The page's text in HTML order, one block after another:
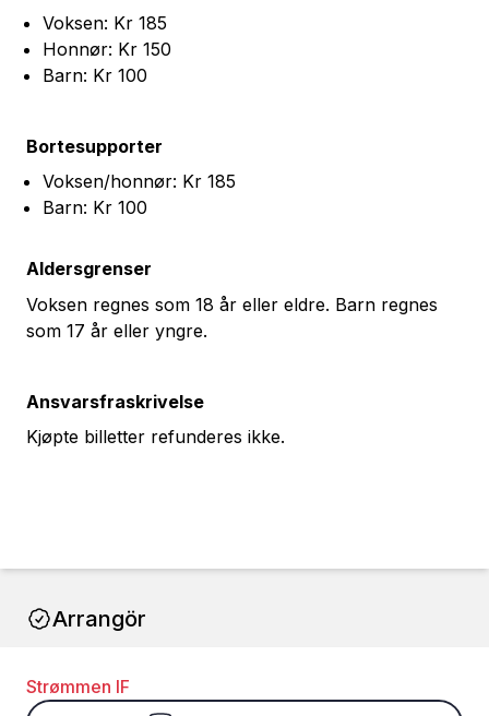
Voksen: Kr 185
Honnør: Kr 150
Barn: Kr 100
Bortesupporter
Voksen/honnør: Kr 185
Barn: Kr 100
Aldersgrenser
Voksen regnes som 18 år eller eldre. Barn regnes
som 17 år eller yngre.
Ansvarsfraskrivelse
Kjøpte billetter refunderes ikke.
Arrangör
Strømmen IF